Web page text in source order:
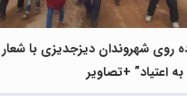
روی شهروندان دیزجدیزی با شعار
اعتیاد” +تصاویر